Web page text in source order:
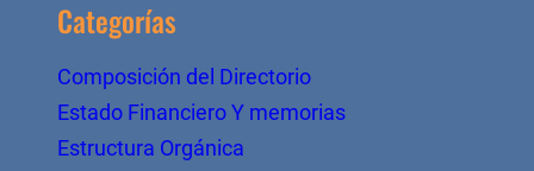
Categorías
Composición del Directorio
Estado Financiero Y memorias
Estructura Orgánica